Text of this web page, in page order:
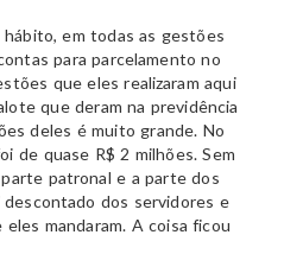
hábito, em todas as gestões
para parcelamento no
que eles realizaram aqui
que deram na previdência
deles é muito grande. No
de quase R$ 2 milhões. Sem
patronal e a parte dos
dos servidores e
mandaram. A coisa ficou